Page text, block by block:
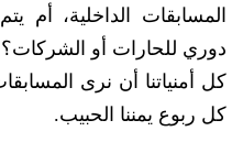
المسابقات الداخلية، أم
دوري للحارات أو الشركات؟
كل أمنياتنا أن نرى
كل ربوع يمننا الحبيب.